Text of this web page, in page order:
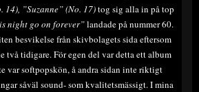
”Suzanne” (No. 17)tog sig alla in på top
night go on forever”landade på nummer 60.
besvikelse från skivbolagets sida eftersom
två tidigare. För egen del var detta ett album
var softpopskön, å andra sidan inte riktigt
såväl sound- som kvalitetsmässigt. I mina